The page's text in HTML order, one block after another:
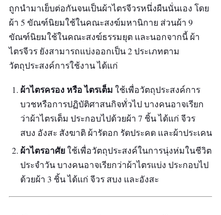
ถูกนำมาเย็บต่อกันจนเป็นผ้าไตรจีวรหนึ่งผืนนั่นเอง โดย
ผ้า 5 ขัณฑ์นิยมใช้ในคณะสงฆ์มหานิกาย ส่วนผ้า 9
ขัณฑ์นิยมใช้ในคณะสงฆ์ธรรมยุต และนอกจากนี้ ผ้า
ไตรจีวร ยังสามารถแบ่งออกเป็น 2 ประเภทตาม
วัตถุประสงค์การใช้งาน ได้แก่
ผ้าไตรครอง หรือ ไตรเต็ม ใช้เพื่อวัตถุประสงค์การ
บวชหรือการปฏิบัติศาสนกิจทั่วไป บางคนอาจเรียก
ว่าผ้าไตรเต็ม ประกอบไปด้วยผ้า 7 ชิ้น ได้แก่ จีวร
สบง อังสะ สังฆาติ ผ้ารัดอก รัดประคด และผ้าประเคน
ผ้าไตรอาศัยใช้เพื่อวัตถุประสงค์ในการนุ่งห่มในชีวิต
ประจำวัน บางคนอาจเรียกว่าผ้าไตรแบ่ง ประกอบไป
ด้วยผ้า 3 ชิ้น ได้แก่ จีวร สบง และอังสะ